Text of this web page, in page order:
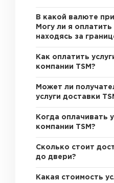
В какой валюте
Могу ли я оплатить
находясь за
Как оплатить
компании TSM?
Может ли
услуги доставки
Когда оплачивать
компании TSM?
Сколько стоит
до двери?
Какая стоимость